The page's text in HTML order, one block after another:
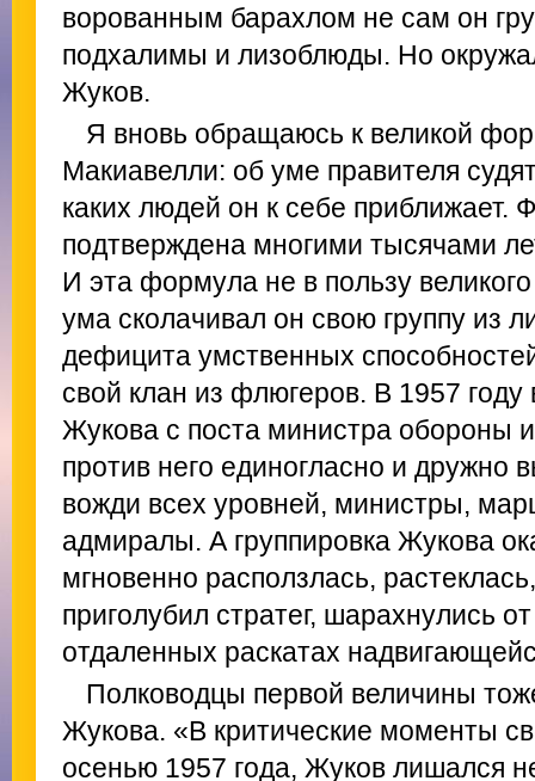
ворованным барахлом не сам он
подхалимы и лизоблюды. Но
Жуков.
Я вновь обращаюсь к великой
Макиавелли: об уме правителя
каких людей он к себе приближает.
подтверждена многими тысячами
И эта формула не в пользу
ума сколачивал он свою группу из
дефицита умственных
свой клан из флюгеров. В 1957
Жукова с поста министра обороны
против него единогласно и дружно
вожди всех уровней, министры,
адмиралы. А группировка Жукова
мгновенно расползлась,
приголубил стратег, шарахнулись
отдаленных раскатах
Полководцы первой величины
Жукова. «В критические моменты
осенью 1957 года, Жуков лишался